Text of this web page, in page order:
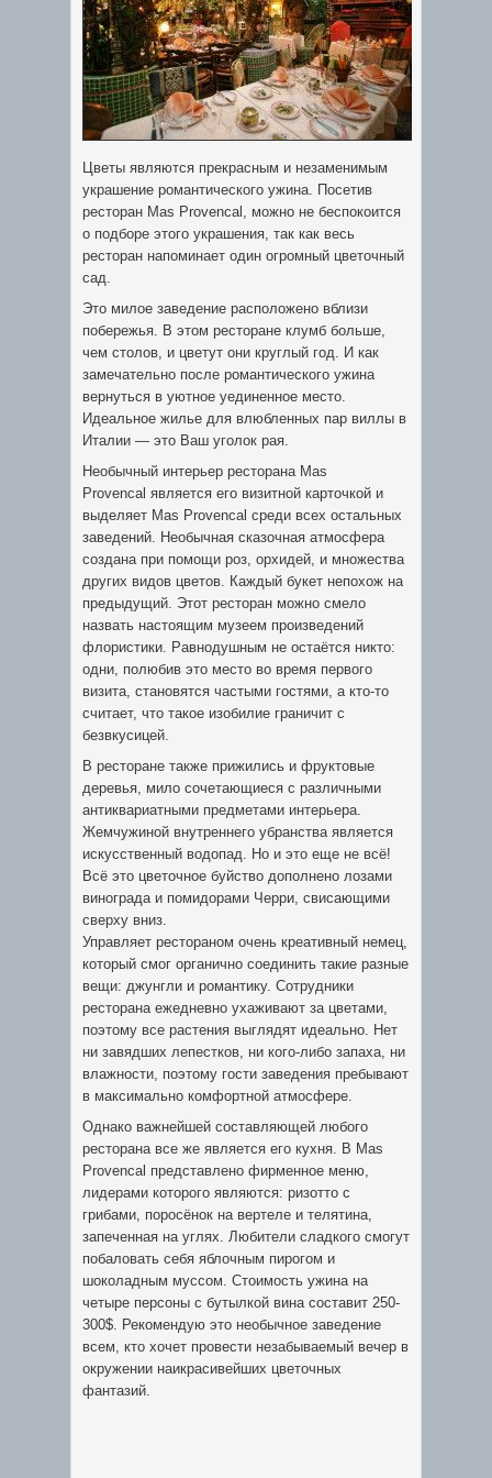
Цветы являются прекрасным и незаменимым
украшение романтического ужина. Посетив
ресторан Mas Provencal, можно не беспокоится
о подборе этого украшения, так как весь
ресторан напоминает один огромный цветочный
сад.
Это милое заведение расположено вблизи
побережья. В этом ресторане клумб больше,
чем столов, и цветут они круглый год. И как
замечательно после романтического ужина
вернуться в уютное уединенное место.
Идеальное жилье для влюбленных пар виллы в
Италии — это Ваш уголок рая.
Необычный интерьер ресторана Mas
Provencal является его визитной карточкой и
выделяет Mas Provencal среди всех остальных
заведений. Необычная сказочная атмосфера
создана при помощи роз, орхидей, и множества
других видов цветов. Каждый букет непохож на
предыдущий. Этот ресторан можно смело
назвать настоящим музеем произведений
флористики. Равнодушным не остаётся никто:
одни, полюбив это место во время первого
визита, становятся частыми гостями, а кто-то
считает, что такое изобилие граничит с
безвкусицей.
В ресторане также прижились и фруктовые
деревья, мило сочетающиеся с различными
антиквариатными предметами интерьера.
Жемчужиной внутреннего убранства является
искусственный водопад. Но и это еще не всё!
Всё это цветочное буйство дополнено лозами
винограда и помидорами Черри, свисающими
сверху вниз.
Управляет рестораном очень креативный немец,
который смог органично соединить такие разные
вещи: джунгли и романтику. Сотрудники
ресторана ежедневно ухаживают за цветами,
поэтому все растения выглядят идеально. Нет
ни завядших лепестков, ни кого-либо запаха, ни
влажности, поэтому гости заведения пребывают
в максимально комфортной атмосфере.
Однако важнейшей составляющей любого
ресторана все же является его кухня. В Mas
Provencal представлено фирменное меню,
лидерами которого являются: ризотто с
грибами, поросёнок на вертеле и телятина,
запеченная на углях. Любители сладкого смогут
побаловать себя яблочным пирогом и
шоколадным муссом. Стоимость ужина на
четыре персоны с бутылкой вина составит 250-
300$. Рекомендую это необычное заведение
всем, кто хочет провести незабываемый вечер в
окружении наикрасивейших цветочных
фантазий.